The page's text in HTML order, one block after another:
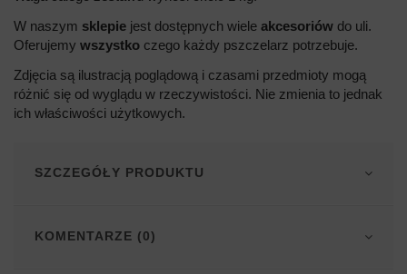
W naszym sklepie jest dostępnych wiele akcesoriów do uli.
Oferujemy wszystko czego każdy pszczelarz potrzebuje.
Zdjęcia są ilustracją poglądową i czasami przedmioty mogą
różnić się od wyglądu w rzeczywistości. Nie zmienia to jednak
ich właściwości użytkowych.
SZCZEGÓŁY PRODUKTU
KOMENTARZE (0)